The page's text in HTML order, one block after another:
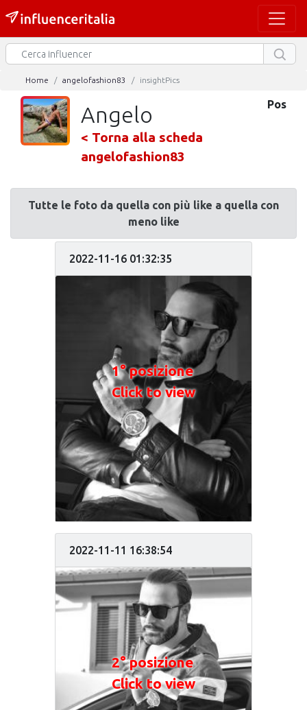
Home angelofashion83 insightPics
Angelo
< Torna alla scheda
angelofashion83
Pos
Tutte le foto da quella con più like a quella con
meno like
2022-11-16 01:32:35
1° posizione
Click to view
2022-11-11 16:38:54
2° posizione
Click to view